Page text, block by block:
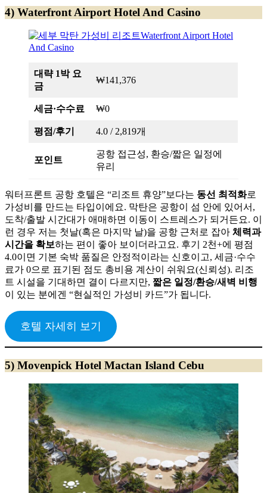
4) Waterfront Airport Hotel And Casino
대략 1박 요
금
₩141,376
세금·수수료 ₩0
평점/후기 4.0 / 2,819개
포인트
공항 접근성, 환승/짧은 일정에
유리
워터프론트 공항 호텔은 “리조트 휴양”보다는 동선 최적화로
가성비를 만드는 타입이에요. 막탄은 공항이 섬 안에 있어서,
도착/출발 시간대가 애매하면 이동이 스트레스가 되거든요. 이
런 경우 저는 첫날(혹은 마지막 날)을 공항 근처로 잡아 체력과
시간을 확보하는 편이 좋아 보이더라고요. 후기 2천+에 평점
4.0이면 기본 숙박 품질은 안정적이라는 신호이고, 세금·수수
료가 0으로 표기된 점도 총비용 계산이 쉬워요(신뢰성). 리조
트 시설을 기대하면 결이 다르지만, 짧은 일정/환승/새벽 비행
이 있는 분에겐 “현실적인 가성비 카드”가 됩니다.
호텔 자세히 보기
5) Movenpick Hotel Mactan Island Cebu